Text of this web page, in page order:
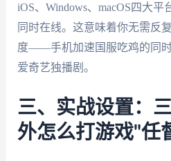
iOS、Windows、macOS四大
同时在线。这意味着你无需反
度——手机加速国服吃鸡的同
爱奇艺独播剧。
三、实战设置：
外怎么打游戏"任